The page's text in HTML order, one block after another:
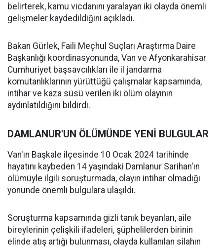
belirterek, kamu vicdanını yaralayan iki olayda önemli
gelişmeler kaydedildiğini açıkladı.
Bakan Gürlek, Faili Meçhul Suçları Araştırma Daire
Başkanlığı koordinasyonunda, Van ve Afyonkarahisar
Cumhuriyet başsavcılıkları ile il jandarma
komutanlıklarının yürüttüğü çalışmalar kapsamında,
intihar ve kaza süsü verilen iki ölüm olayının
aydınlatıldığını bildirdi.
DAMLANUR'UN ÖLÜMÜNDE YENİ BULGULAR
Van'ın Başkale ilçesinde 10 Ocak 2024 tarihinde
hayatını kaybeden 14 yaşındaki Damlanur Sarihan'ın
ölümüyle ilgili soruşturmada, olayın intihar olmadığı
yönünde önemli bulgulara ulaşıldı.
Soruşturma kapsamında gizli tanık beyanları, aile
bireylerinin çelişkili ifadeleri, şüphelilerden birinin
elinde atış artığı bulunması, olayda kullanılan silahın